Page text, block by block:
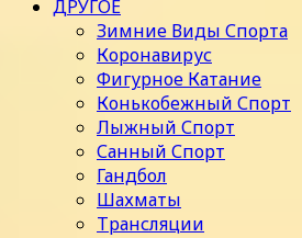
ДРУГОЕ
Зимние Виды Спорта
Коронавирус
Фигурное Катание
Конькобежный Спорт
Лыжный Спорт
Санный Спорт
Гандбол
Шахматы
Трансляции